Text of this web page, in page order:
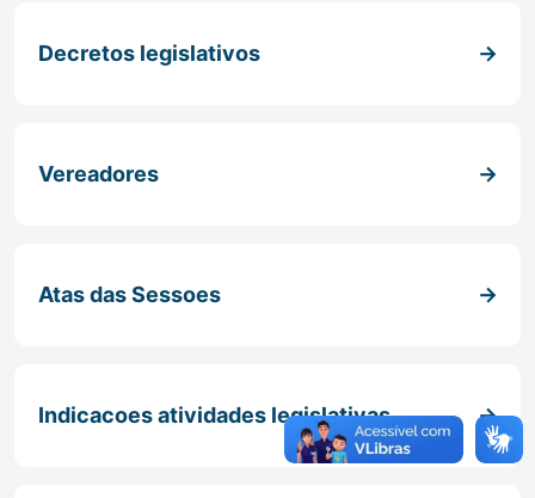
Decretos legislativos
Vereadores
Atas das Sessoes
Indicacoes atividades legislativas